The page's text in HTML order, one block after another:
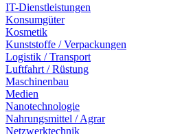
IT-Dienstleistungen
Konsumgüter
Kosmetik
Kunststoffe / Verpackungen
Logistik / Transport
Luftfahrt / Rüstung
Maschinenbau
Medien
Nanotechnologie
Nahrungsmittel / Agrar
Netzwerktechnik